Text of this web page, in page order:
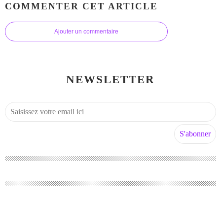
COMMENTER CET ARTICLE
Ajouter un commentaire
NEWSLETTER